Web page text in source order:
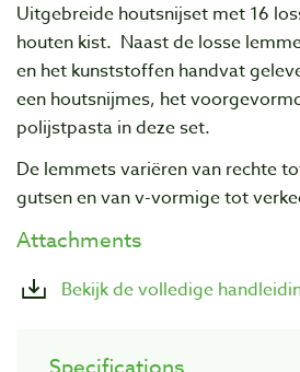
Uitgebreide houtsnijset met 16
houten kist. Naast de losse
en het kunststoffen handvat
een houtsnijmes, het
polijstpasta in deze set.
De lemmets variëren van rechte
gutsen en van v-vormige tot
Attachments
Bekijk de volledige
Specifications